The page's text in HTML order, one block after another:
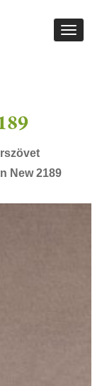
Toggle
New 2189